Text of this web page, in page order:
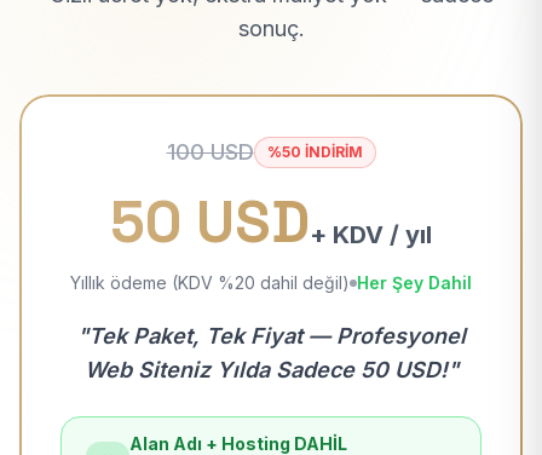
sonuç.
100 USD %50 İNDİRİM
50 USD+ KDV / yıl
Yıllık ödeme (KDV %20 dahil değil) Her Şey Dahil
"Tek Paket, Tek Fiyat — Profesyonel
Web Siteniz Yılda Sadece 50 USD!"
Alan Adı + Hosting DAHİL